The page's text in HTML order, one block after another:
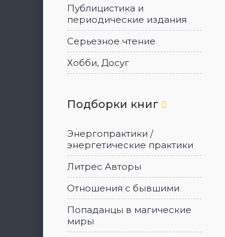
Публицистика и
периодические издания
Серьезное чтение
Хобби, Досуг
Подборки книг
Энергопрактики /
энергетические практики
Литрес Авторы
Отношения с бывшими
Попаданцы в магические
миры